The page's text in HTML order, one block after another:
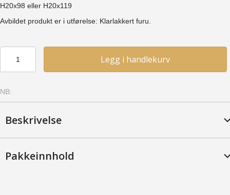
H20x98 eller H20x119
Avbildet produkt er i utførelse: Klarlakkert furu.
-
Syrebeiset
antall
Legg i handlekurv
NB:
Beskrivelse
Pakkeinnhold